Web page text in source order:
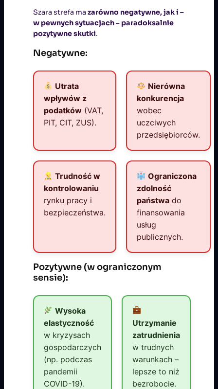
Szara strefa ma zarówno negatywne, jak i –
w pewnych sytuacjach – paradoksalnie
pozytywne skutki.
Negatywne:
Utrata
wpływów z
podatków (VAT,
PIT, CIT, ZUS).
Nierówna
konkurencja
wobec
uczciwych
przedsiębiorców.
Trudność w
kontrolowaniu
rynku pracy i
bezpieczeństwa.
Ograniczona
zdolność
państwa do
finansowania
usług
publicznych.
Pozytywne (w ograniczonym
sensie):
Wysoka
elastyczność
w kryzysach
gospodarczych
(np. podczas
pandemii
COVID-19).
Utrzymanie
zatrudnienia
w trudnych
warunkach –
lepsze to niż
bezrobocie.